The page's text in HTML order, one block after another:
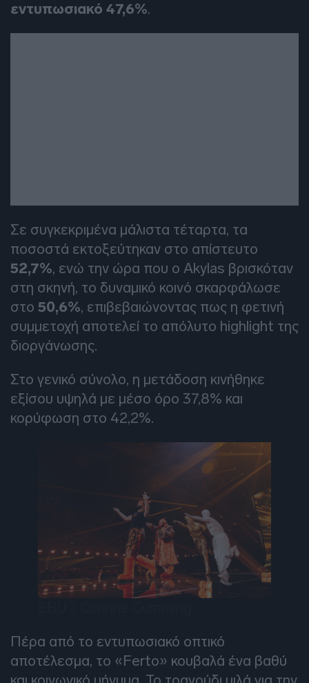
εντυπωσιακό 47,6%.
Σε συγκεκριμένα μάλιστα τέταρτα, τα
ποσοστά εκτοξεύτηκαν στο απίστευτο
52,7%, ενώ την ώρα που ο Akylas βρισκόταν
στη σκηνή, το δυναμικό κοινό σκαρφάλωσε
στο 50,6%, επιβεβαιώνοντας πως η φετινή
συμμετοχή αποτελεί το απόλυτο highlight της
διοργάνωσης.
Στο γενικό σύνολο, η μετάδοση κινήθηκε
εξίσου υψηλά με μέσο όρο 37,8% και
κορύφωση στο 42,2%.
Πέρα από το εντυπωσιακό οπτικό
αποτέλεσμα, το «Ferto» κουβαλά ένα βαθύ
και κοινωνικό μήνυμα. Το τραγούδι μιλά για την